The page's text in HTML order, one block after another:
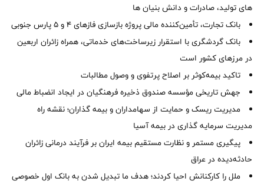
های تولید، صادرات و دانش بنیان ها
بانک تجارت، تأمین‌کننده مالی پروژه بازسازی فازهای ۴ و ۵ پارس جنوبی
بانک گردشگری با استقرار زیرساخت‌های خدماتی، همراه زائران اربعین
در مرزهای کشور است
تاکید بیمه‌کوثر بر اصلاح پرتفوی و وصول مطالبات ‌
جهش تاریخی مؤسسه صندوق ذخیره فرهنگیان در ایجاد انضباط مالی
مدیریت ریسک و حمایت از سهامداران و بیمه گذاران؛ نقشه راه
مدیریت سرمایه گذاری در بیمه آسیا
پیگیری مستمر و نظارت مستقیم بیمه ایران بر فرآیند درمانی زائران
حادثه‌دیده در عراق
ملل را کارکنانش احیا کردند؛ هدف ما تبدیل شدن به بانک اول خصوصی